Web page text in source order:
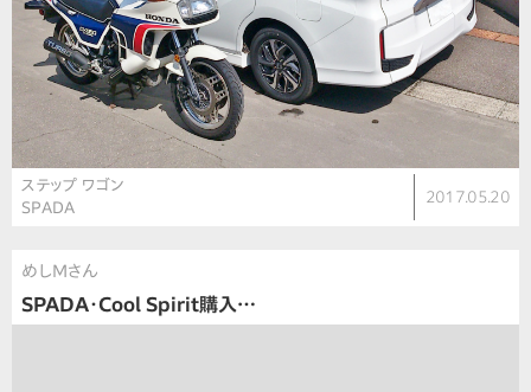
ステップ ワゴン
SPADA
2017.05.20
めしMさん
SPADA・Cool Spirit購入…